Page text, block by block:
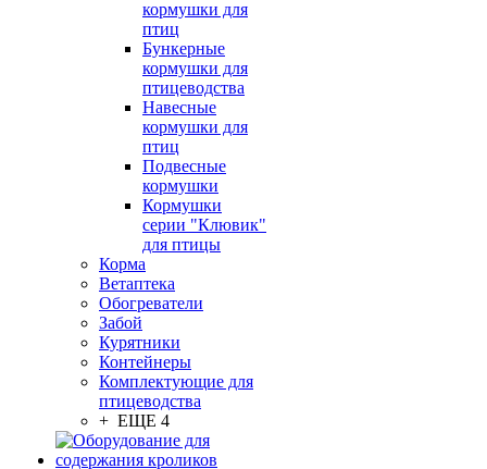
кормушки для
птиц
Бункерные
кормушки для
птицеводства
Навесные
кормушки для
птиц
Подвесные
кормушки
Кормушки
серии "Клювик"
для птицы
Корма
Ветаптека
Обогреватели
Забой
Курятники
Контейнеры
Комплектующие для
птицеводства
+ ЕЩЕ 4